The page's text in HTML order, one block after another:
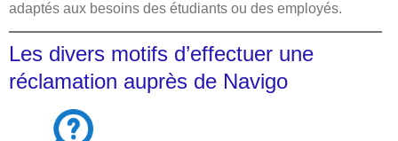
adaptés aux besoins des étudiants ou des employés.
Les divers motifs d’effectuer une
réclamation auprès de Navigo